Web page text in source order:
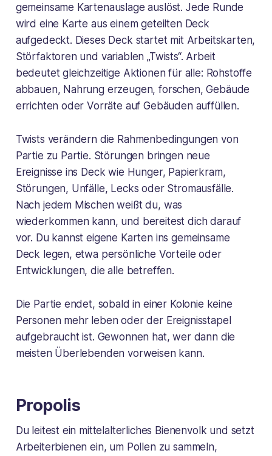
gemeinsame Kartenauslage auslöst. Jede Runde
wird eine Karte aus einem geteilten Deck
aufgedeckt. Dieses Deck startet mit Arbeitskarten,
Störfaktoren und variablen „Twists“. Arbeit
bedeutet gleichzeitige Aktionen für alle: Rohstoffe
abbauen, Nahrung erzeugen, forschen, Gebäude
errichten oder Vorräte auf Gebäuden auffüllen.
Twists verändern die Rahmenbedingungen von
Partie zu Partie. Störungen bringen neue
Ereignisse ins Deck wie Hunger, Papierkram,
Störungen, Unfälle, Lecks oder Stromausfälle.
Nach jedem Mischen weißt du, was
wiederkommen kann, und bereitest dich darauf
vor. Du kannst eigene Karten ins gemeinsame
Deck legen, etwa persönliche Vorteile oder
Entwicklungen, die alle betreffen.
Die Partie endet, sobald in einer Kolonie keine
Personen mehr leben oder der Ereignisstapel
aufgebraucht ist. Gewonnen hat, wer dann die
meisten Überlebenden vorweisen kann.
Propolis
Du leitest ein mittelalterliches Bienenvolk und setzt
Arbeiterbienen ein, um Pollen zu sammeln,